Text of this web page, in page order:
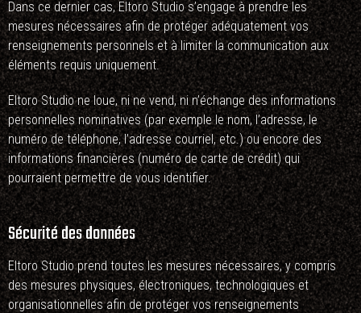
Dans ce dernier cas, Eltoro Studio s’engage à prendre les
mesures nécessaires afin de protéger adéquatement vos
renseignements personnels et à limiter la communication aux
éléments requis uniquement.
Eltoro Studio ne loue, ni ne vend, ni n’échange des informations
personnelles nominatives (par exemple le nom, l’adresse, le
numéro de téléphone, l’adresse courriel, etc.) ou encore des
informations financières (numéro de carte de crédit) qui
pourraient permettre de vous identifier.
Sécurité des données
Eltoro Studio prend toutes les mesures nécessaires, y compris
des mesures physiques, électroniques, technologiques et
organisationnelles afin de protéger vos renseignements